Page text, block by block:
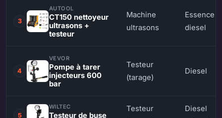
3
AUTOOL
CT150 nettoyeur
ultrasons +
testeur
Machine
ultrasons
Essence &
diesel
4
VEVOR
Pompe à tarer
injecteurs 600
bar
Testeur
(tarage)
Diesel
5
WILTEC
Testeur de buse
Testeur
Diesel